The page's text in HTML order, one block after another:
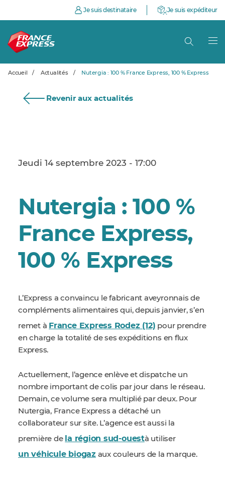
Je suis destinataire Je suis expéditeur
Accueil / Actualités / Nutergia : 100 % France Express, 100 % Express
Revenir aux actualités
Jeudi 14 septembre 2023 - 17:00
Nutergia : 100 %
France Express,
100 % Express
L’Express a convaincu le fabricant aveyronnais de
compléments alimentaires qui, depuis janvier, s’en
remet à France Express Rodez (12) pour prendre
en charge la totalité de ses expéditions en flux
Express.
Actuellement, l’agence enlève et dispatche un
nombre important de colis par jour dans le réseau.
Demain, ce volume sera multiplié par deux. Pour
Nutergia, France Express a détaché un
collaborateur sur site. L’agence est aussi la
première de la région sud-ouestà utiliser
un véhicule biogazaux couleurs de la marque.